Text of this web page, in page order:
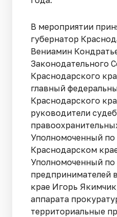
В мероприятии
губернатор
Вениамин
Законодательного
Краснодарского
главный
Краснодарского
руководители
Уполномоченный по
Краснодарском
Уполномоченный по
предпринимателей
крае Игорь
аппарата
территориальные